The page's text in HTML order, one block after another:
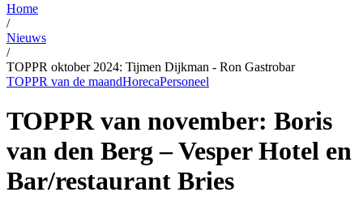
Home
/
Nieuws
/
TOPPR oktober 2024: Tijmen Dijkman - Ron Gastrobar
TOPPR van de maandHorecaPersoneel
TOPPR van november: Boris
van den Berg – Vesper Hotel en
Bar/restaurant Bries